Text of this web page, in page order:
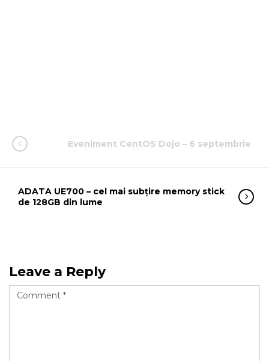
Eveniment CentOS Dojo – 6 septembrie
ADATA UE700 – cel mai subțire memory stick
de 128GB din lume
Leave a Reply